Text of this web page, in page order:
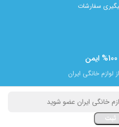
سفارشات
لوازم خانگی ایران